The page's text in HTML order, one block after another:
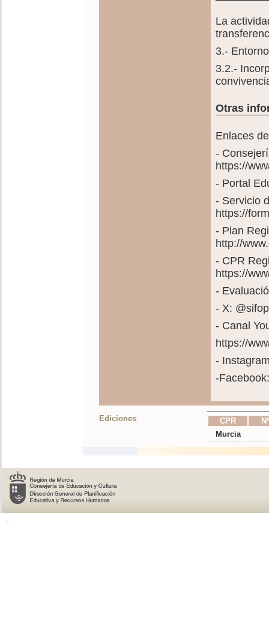
La
3.-
3.2.-
Otras
Enlaces
-
https://
- Portal
- Servicio
https://
- Plan
http://
- CPR
https://
-
- X:
- Canal
https://
-
-
Ediciones: CPR
Murcia
o